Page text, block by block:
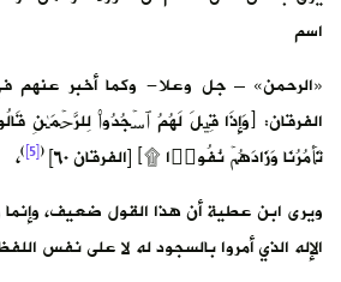
اسم
«الرحمن» – جل وعلا- وكما أخبر عنهم
الفرقان: ﴿وَإِذَا قِیلَ لَهُمُ ٱسۡجُدُوا۟ لِلرَّحۡمَـٰنِ
تَأۡمُرُنَا وَزَادَهُمۡ نُفُورࣰا ۩﴾ [الفرقان ٦٠]
(
[5]
)،
ويرى ابن عطية أن هذا القول ضعيف،
الإله الذي أمروا بالسجود له لا على نفس